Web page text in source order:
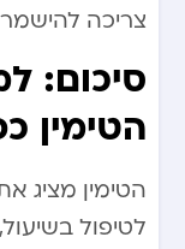
צריכה להישמר
סיכום:
הטימין
הטימין מציג
לטיפול